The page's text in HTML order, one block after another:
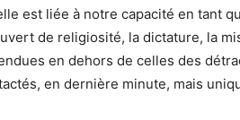
est liée à notre capacité en tant
de religiosité, la dictature, la
en dehors de celles des
en dernière minute, mais